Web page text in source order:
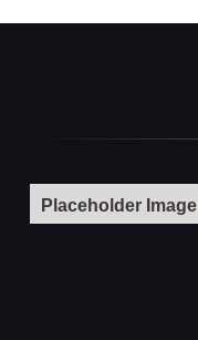
Placeholder Image